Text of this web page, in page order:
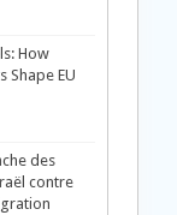
How
Shape EU
des
contre